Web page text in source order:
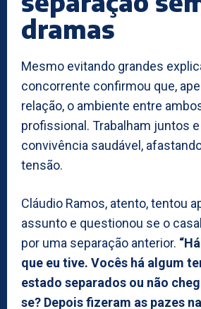
dramas
Mesmo evitando grandes
concorrente confirmou que,
relação, o ambiente entre
profissional. Trabalham juntos
convivência saudável,
tensão.
Cláudio Ramos, atento, tentou
assunto e questionou se o
por uma separação anterior.
que eu tive. Vocês há algum
estado separados ou não
se? Depois fizeram as pazes